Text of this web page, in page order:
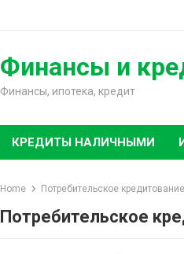
Финансы и
Финансы, ипотека, кредит
КРЕДИТЫ НАЛИЧНЫМИ
Home Потребительское кредитование
Потребительское